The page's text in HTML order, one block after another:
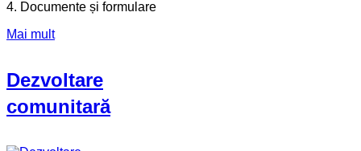
4. Documente și formulare
Mai mult
Dezvoltare
comunitară